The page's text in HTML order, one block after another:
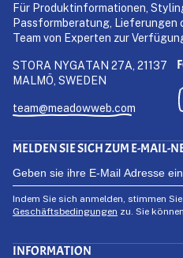
Für Produktinformationen,
Passformberatung, Lieferungen
Team von Experten zur
STORA NYGATAN 27A, 21137
MALMÖ, SWEDEN
team@meadowweb.com
MELDEN SIE SICH ZUM E-MAIL-
Indem Sie sich anmelden, stimmen
Geschäftsbedingungen zu. Sie
INFORMATION